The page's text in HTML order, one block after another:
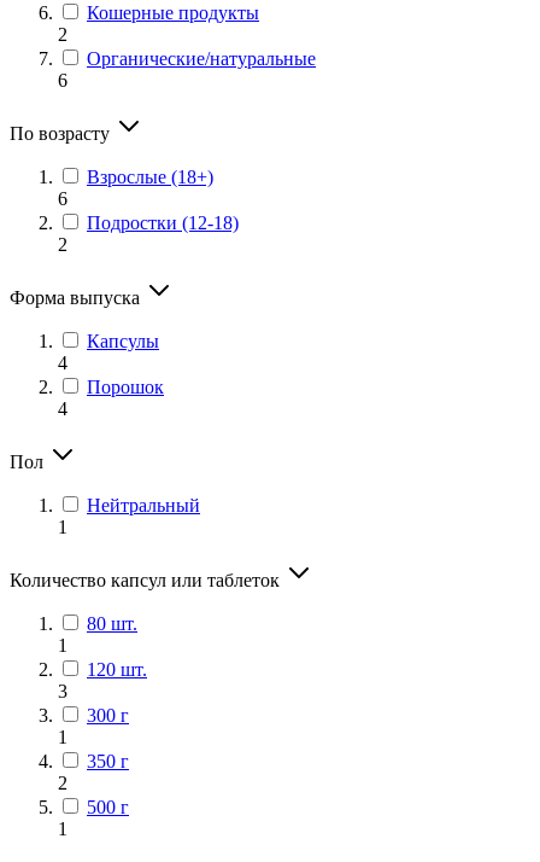
Кошерные продукты
2
Органические/натуральные
6
По возрасту
Взрослые (18+)
6
Подростки (12-18)
2
Форма выпуска
Капсулы
4
Порошок
4
Пол
Нейтральный
1
Количество капсул или таблеток
80 шт.
1
120 шт.
3
300 г
1
350 г
2
500 г
1